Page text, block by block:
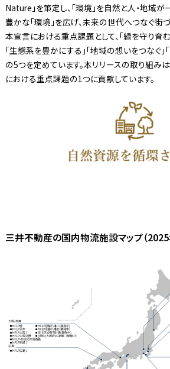
Nature」を策定し、「環境」を自然と人・地域が
豊かな「環境」を広げ、未来の世代へつなぐ街
本宣言における重点課題として、「緑を守り育
「生態系を豊かにする」「地域の想いをつなぐ」
の5つを定めています。本リリースの取り組み
における重点課題の1つに貢献しています。
三井不動産の国内物流施設マップ（